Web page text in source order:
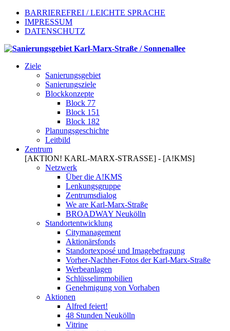
BARRIEREFREI / LEICHTE SPRACHE
IMPRESSUM
DATENSCHUTZ
Ziele
Sanierungsgebiet
Sanierungsziele
Blockkonzepte
Block 77
Block 151
Block 182
Planungsgeschichte
Leitbild
Zentrum
[AKTION! KARL-MARX-STRASSE] - [A!KMS]
Netzwerk
Über die A!KMS
Lenkungsgruppe
Zentrumsdialog
We are Karl-Marx-Straße
BROADWAY Neukölln
Standortentwicklung
Citymanagement
Aktionärsfonds
Standortexposé und Imagebefragung
Vorher-Nachher-Fotos der Karl-Marx-Straße
Werbeanlagen
Schlüsselimmobilien
Genehmigung von Vorhaben
Aktionen
Alfred feiert!
48 Stunden Neukölln
Vitrine